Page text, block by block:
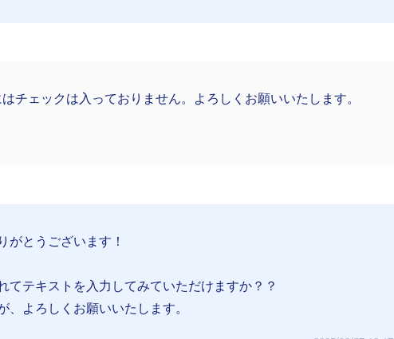
チェックは入っておりません。よろしくお願いいたします。
がとうございます！
てテキストを入力してみていただけますか？？
、よろしくお願いいたします。